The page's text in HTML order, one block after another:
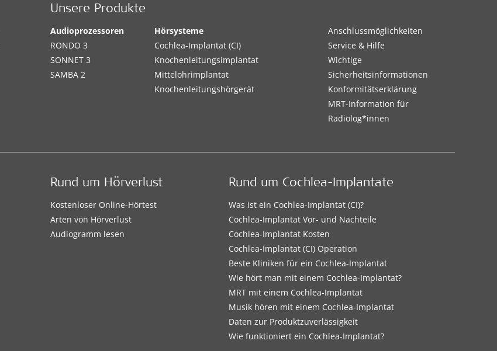
Unsere Produkte
Audioprozessoren
RONDO 3
SONNET 3
SAMBA 2
Hörsysteme
Cochlea-Implantat (CI)
Knochenleitungsimplantat
Mittelohrimplantat
Knochenleitungshörgerät
Anschlussmöglichkeiten
Service & Hilfe
Wichtige
Sicherheitsinformationen
Konformitätserklärung
MRT-Information für
Radiolog*innen
Rund um Hörverlust
Kostenloser Online-Hörtest
Arten von Hörverlust
Audiogramm lesen
Rund um Cochlea-Implantate
Was ist ein Cochlea-Implantat (CI)?
Cochlea-Implantat Vor- und Nachteile
Cochlea-Implantat Kosten
Cochlea-Implantat (CI) Operation
Beste Kliniken für ein Cochlea-Implantat
Wie hört man mit einem Cochlea-Implantat?
MRT mit einem Cochlea-Implantat
Musik hören mit einem Cochlea-Implantat
Daten zur Produktzuverlässigkeit
Wie funktioniert ein Cochlea-Implantat?